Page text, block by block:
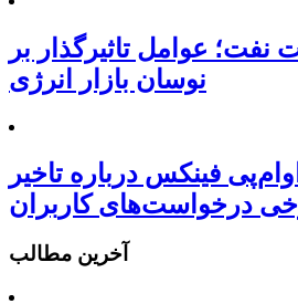
نفت؛ عوامل تاثیرگذار بر
نوسان بازار انرژی
فینکس درباره تاخیر
درخواست‌های کاربران
آخرین مطالب